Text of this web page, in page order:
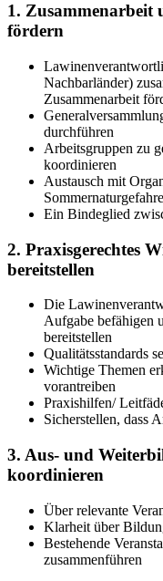
1. Zusammenarbeit
fördern
Nachbarländer)
Zusammenarbeit
durchführen
Arbeitsgruppen zu
koordinieren
Austausch mit
Ein Bindeglied
2. Praxisgerechtes
bereitstellen
Die
Aufgabe befähigen
bereitstellen
Qualitätsstandards
Wichtige Themen
vorantreiben
Praxishilfen/
Sicherstellen, dass
3. Aus- und
koordinieren
Über relevante
Klarheit über
Bestehende
zusammenführen